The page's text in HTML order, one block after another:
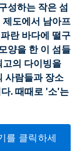
성하는 작은 섬
도에서 남아프
란 바다에 떨구
양을 한 이 섬들
의 다이빙을
사람들과 장소
. 때때로 '소'는
를 클릭하세